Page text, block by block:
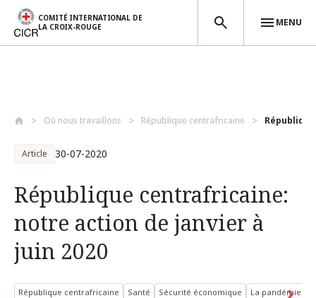
COMITÉ INTERNATIONAL DE
LA CROIX-ROUGE
MENU
Où nous travaillons République centrafricaine
Article 30-07-2020
République centrafricaine:
notre action de janvier à
juin 2020
République centrafricaine Santé Sécurité économique La pandémie de